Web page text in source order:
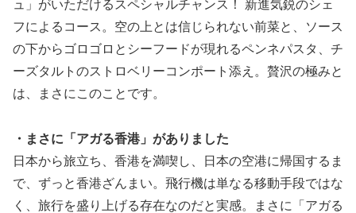
ュ」がいただけるスペシャルチャンス！ 新進気鋭のシェ
フによるコース。空の上とは信じられない前菜と、ソース
の下からゴロゴロとシーフードが現れるペンネパスタ、チ
ーズタルトのストロベリーコンポート添え。贅沢の極みと
は、まさにこのことです。
・まさに「アガる香港」がありました
日本から旅立ち、香港を満喫し、日本の空港に帰国するま
で、ずっと香港ざんまい。飛行機は単なる移動手段ではな
く、旅行を盛り上げる存在なのだと実感。まさに「アガる